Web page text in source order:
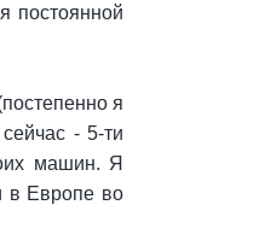
постоянной
я
- 5-ти
машин. Я
в Европе во